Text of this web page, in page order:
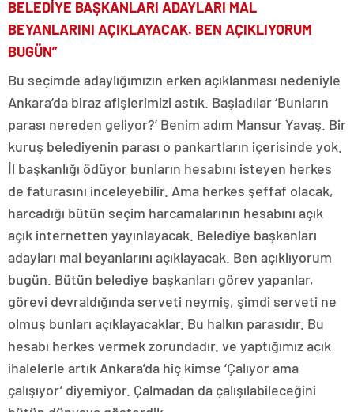
BELEDİYE BAŞKANLARI ADAYLARI MAL
BEYANLARINI AÇIKLAYACAK. BEN AÇIKLIYORUM
BUGÜN”
Bu seçimde adaylığımızın erken açıklanması nedeniyle
Ankara’da biraz afişlerimizi astık. Başladılar ‘Bunların
parası nereden geliyor?’ Benim adım Mansur Yavaş. Bir
kuruş belediyenin parası o pankartların içerisinde yok.
İl başkanlığı ödüyor bunların hesabını isteyen herkes
de faturasını inceleyebilir. Ama herkes şeffaf olacak,
harcadığı bütün seçim harcamalarının hesabını açık
açık internetten yayınlayacak. Belediye başkanları
adayları mal beyanlarını açıklayacak. Ben açıklıyorum
bugün. Bütün belediye başkanları görev yapanlar,
görevi devraldığında serveti neymiş, şimdi serveti ne
olmuş bunları açıklayacaklar. Bu halkın parasıdır. Bu
hesabı herkes vermek zorundadır. ve yaptığımız açık
ihalelerle artık Ankara’da hiç kimse ‘Çalıyor ama
çalışıyor’ diyemiyor. Çalmadan da çalışılabileceğini